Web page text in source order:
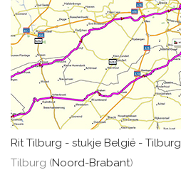
Rit Tilburg - stukje België - Tilburg
Tilburg (Noord-Brabant)